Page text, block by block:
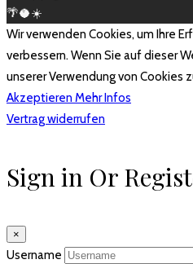
🌴🥥☀️
Wir verwenden Cookies, um Ihre
verbessern. Wenn Sie auf dieser
unserer Verwendung von Cookies
AkzeptierenMehr Infos
Vertrag widerrufen
Sign in Or
×
Username